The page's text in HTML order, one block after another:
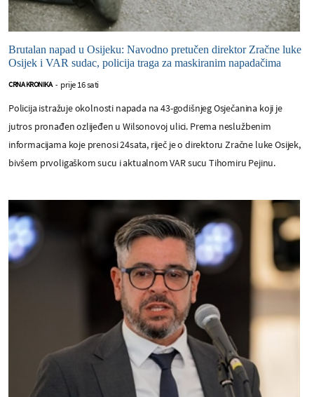
Brutalan napad u Osijeku: Navodno pretučen direktor Zračne luke
Osijek i VAR sudac, policija traga za maskiranim napadačima
CRNA KRONIKA - prije 16 sati
Policija istražuje okolnosti napada na 43-godišnjeg Osječanina koji je
jutros pronađen ozlijeđen u Wilsonovoj ulici. Prema neslužbenim
informacijama koje prenosi 24sata, riječ je o direktoru Zračne luke Osijek,
bivšem prvoligaškom sucu i aktualnom VAR sucu Tihomiru Pejinu.